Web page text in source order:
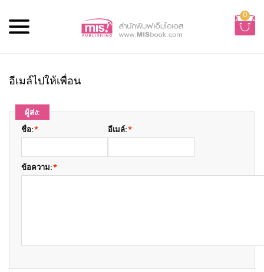
0
อีเมล์ไปให้เพื่อน
ผู้ส่ง:
*
ชื่อ: *
อีเมล์:
*
ข้อความ: